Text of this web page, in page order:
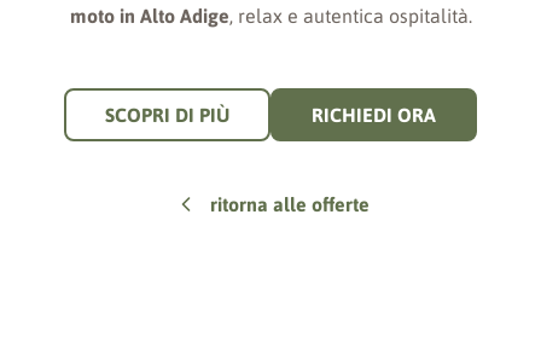
moto in Alto Adige, relax e autentica ospitalità.
SCOPRI DI PIÙ RICHIEDI ORA
ritorna alle offerte